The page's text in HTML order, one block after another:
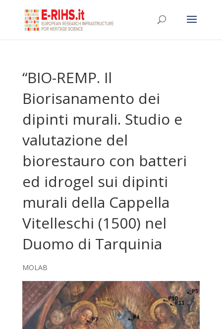
“BIO-REMP. Il
Biorisanamento dei
dipinti murali. Studio e
valutazione del
biorestauro con batteri
ed idrogel sui dipinti
murali della Cappella
Vitelleschi (1500) nel
Duomo di Tarquinia
MOLAB